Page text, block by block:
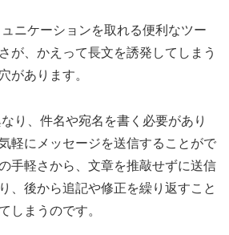
ニケーションを取れる便利なツー
が、かえって長文を誘発してしまう
があります。
り、件名や宛名を書く必要があり
軽にメッセージを送信することがで
手軽さから、文章を推敲せずに送信
、後から追記や修正を繰り返すこと
しまうのです。